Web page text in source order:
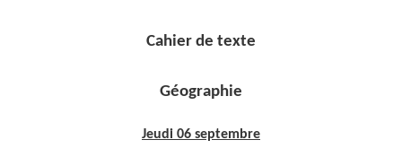
Cahier de texte
Géographie
Jeudi 06 septembre